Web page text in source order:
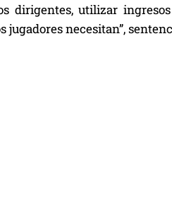
dirigentes, utilizar
necesitan”,